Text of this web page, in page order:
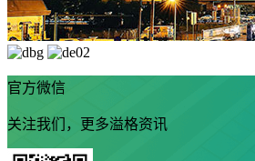
官方微信
关注我们，更多溢格资讯